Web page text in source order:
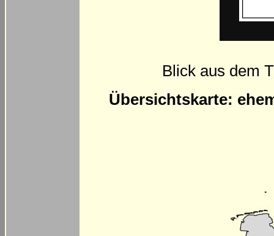
Blick aus dem
Übersichtskarte: